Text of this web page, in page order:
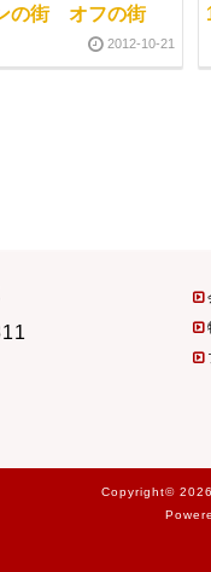
の街 オフの街
2012-10-21
Copyright© 2026